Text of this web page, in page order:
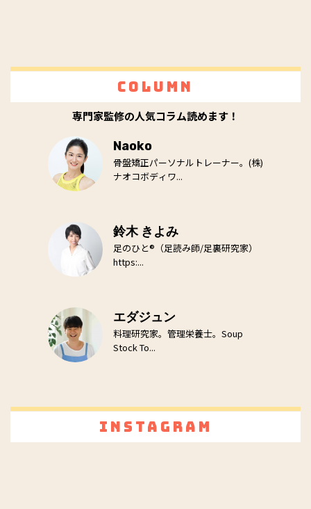
Column
専門家監修の人気コラム読めます！
Naoko
骨盤矯正パーソナルトレーナー。(株)
ナオコボディワ...
鈴木 きよみ
足のひと®（足読み師/足裏研究家）
https:...
エダジュン
料理研究家。管理栄養士。Soup
Stock To...
Instagram